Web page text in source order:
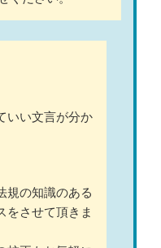
いい文言が分か
規の知識のある
をさせて頂きま